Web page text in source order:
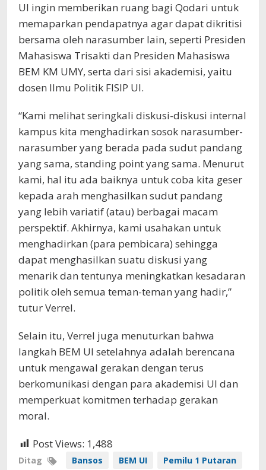
UI ingin memberikan ruang bagi Qodari untuk
memaparkan pendapatnya agar dapat dikritisi
bersama oleh narasumber lain, seperti Presiden
Mahasiswa Trisakti dan Presiden Mahasiswa
BEM KM UMY, serta dari sisi akademisi, yaitu
dosen Ilmu Politik FISIP UI.
“Kami melihat seringkali diskusi-diskusi internal
kampus kita menghadirkan sosok narasumber-
narasumber yang berada pada sudut pandang
yang sama, standing point yang sama. Menurut
kami, hal itu ada baiknya untuk coba kita geser
kepada arah menghasilkan sudut pandang
yang lebih variatif (atau) berbagai macam
perspektif. Akhirnya, kami usahakan untuk
menghadirkan (para pembicara) sehingga
dapat menghasilkan suatu diskusi yang
menarik dan tentunya meningkatkan kesadaran
politik oleh semua teman-teman yang hadir,”
tutur Verrel.
Selain itu, Verrel juga menuturkan bahwa
langkah BEM UI setelahnya adalah berencana
untuk mengawal gerakan dengan terus
berkomunikasi dengan para akademisi UI dan
memperkuat komitmen terhadap gerakan
moral.
Post Views: 1,488
Ditag Bansos BEM UI
Pemilu 1 Putaran